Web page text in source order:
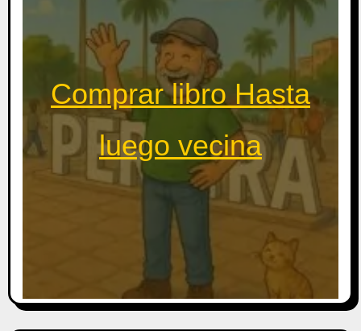
Comprar libro Hasta
luego vecina